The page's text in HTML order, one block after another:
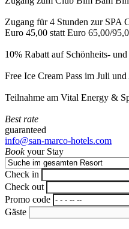
Zugang für 4 Stunden zur SPA
Euro 45,00 statt Euro 65,00/
10% Rabatt auf Schönheits-
Free Ice Cream Pass im Juli
Teilnahme am Vital Energy &
Best rate
guaranteed
info@san-marco-hotels.com
Bookyour Stay
Check in
Check out
Promo code
Gäste